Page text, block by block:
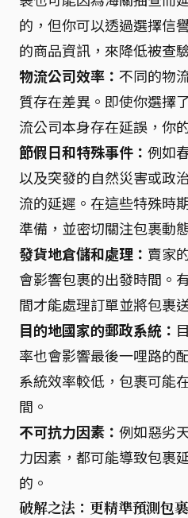
的，但你可以透過選擇信
的商品資訊，來降低被查
物流公司效率： 不同的物
質存在差異。即使你選擇
流公司本身存在延誤，你
節假日和特殊事件： 例如
以及突發的自然災害或政
流的延遲。在這些特殊時
準備，並密切關注包裹動
發貨地倉儲和處理： 賣家
會影響包裹的出發時間。
間才能處理訂單並將包裹
目的地國家的郵政系統：
率也會影響最後一哩路的
系統效率較低，包裹可能
間。
不可抗力因素： 例如惡劣
力因素，都可能導致包裹
的。
破解之法：更精準預測包